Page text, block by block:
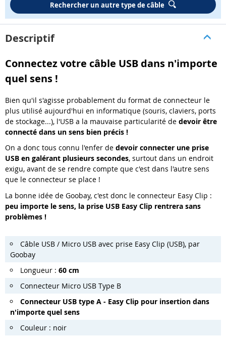
Rechercher un autre type de câble
Descriptif
Connectez votre câble USB dans n'importe
quel sens !
Bien qu'il s'agisse probablement du format de connecteur le
plus utilisé aujourd'hui en informatique (souris, claviers, ports
de stockage...), l'USB a la mauvaise particularité de devoir être
connecté dans un sens bien précis !
On a donc tous connu l'enfer de devoir connecter une prise
USB en galérant plusieurs secondes, surtout dans un endroit
exigu, avant de se rendre compte que c'est dans l'autre sens
que le connecteur se place !
La bonne idée de Goobay, c'est donc le connecteur Easy Clip :
peu importe le sens, la prise USB Easy Clip rentrera sans
problèmes !
Câble USB / Micro USB avec prise Easy Clip (USB), par
Goobay
Longueur : 60 cm
Connecteur Micro USB Type B
Connecteur USB type A - Easy Clip pour insertion dans
n'importe quel sens
Couleur : noir